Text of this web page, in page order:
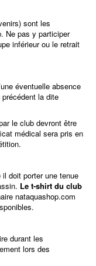
sont les
Ne pas y participer
inférieur ou le retrait
éventuelle absence
la dite
le club devront être
médical sera pris en
doit porter une tenue
Le t-shirt du club
nataquashop.com
durant les
lors des